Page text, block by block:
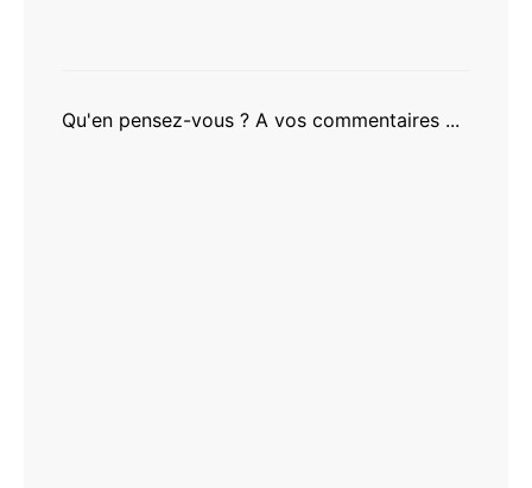
Qu'en pensez-vous ? A vos commentaires ...